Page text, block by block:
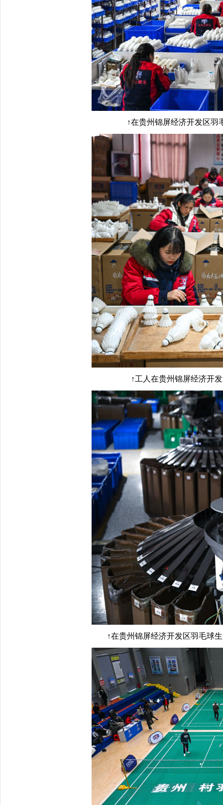
↑在贵州锦屏经济开发区羽毛
↑工人在贵州锦屏经济开发
↑在贵州锦屏经济开发区羽毛球生